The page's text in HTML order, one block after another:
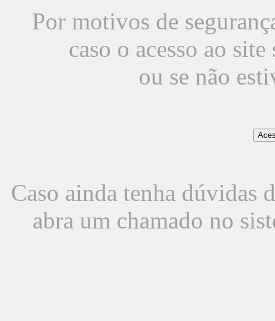
Por motivos de
caso o acesso ao
ou se não
Caso ainda tenha dúvidas
abra um chamado no